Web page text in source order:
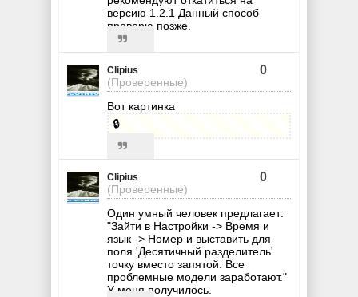
версию 1.2.1 Данный способ
проверю позже.
Clipius
(Проверенные)
0
Вот картинка
🔒
Clipius
(Проверенные)
0
Один умный человек предлагает:
"Зайти в Настройки -> Время и
язык -> Номер и выставить для
поля 'Десятичный разделитель'
точку вместо запятой. Все
проблемные модели заработают."
У меня получилось.